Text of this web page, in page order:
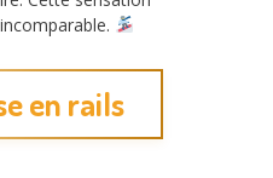
en rails